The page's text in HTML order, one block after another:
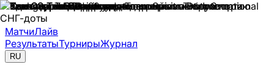
МатчиЛайв
РезультатыТурнирыЖурнал
RU